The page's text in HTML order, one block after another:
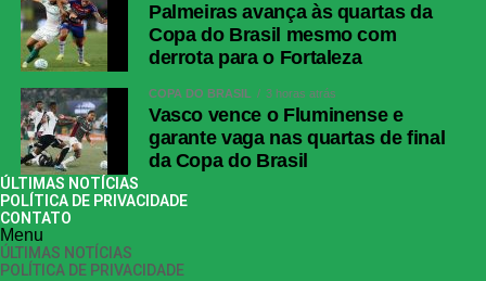
Palmeiras avança às quartas da
Copa do Brasil mesmo com
derrota para o Fortaleza
COPA DO BRASIL 3 horas atrás
Vasco vence o Fluminense e
garante vaga nas quartas de final
da Copa do Brasil
ÚLTIMAS NOTÍCIAS
POLÍTICA DE PRIVACIDADE
CONTATO
Menu
ÚLTIMAS NOTÍCIAS
POLÍTICA DE PRIVACIDADE